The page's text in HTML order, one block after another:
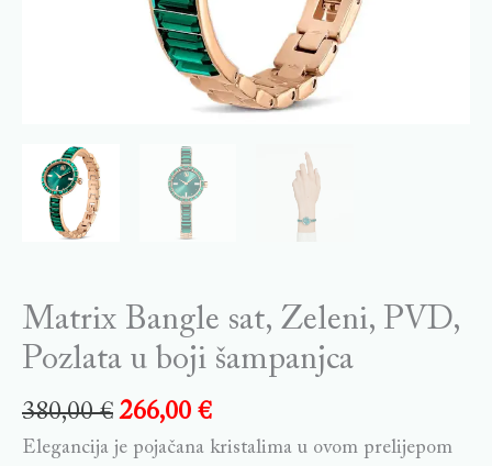
Matrix Bangle sat, Zeleni, PVD,
Pozlata u boji šampanjca
380,00€ 266,00 €
Elegancija je pojačana kristalima u ovom prelijepom